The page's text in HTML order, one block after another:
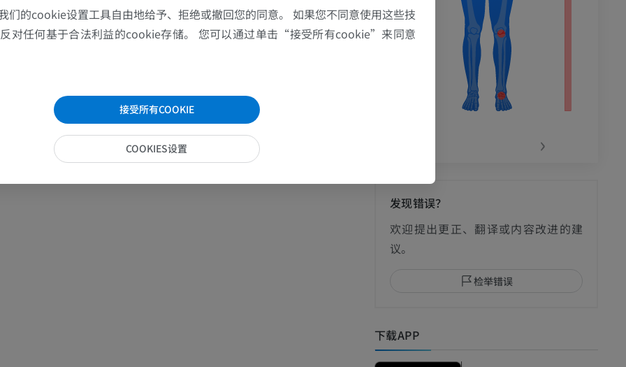
MRI
优质会员
手部MRI
MRI
优质会员
MRI
优质会员
优质会员
膝MRI
MRI
优质会员
›
发现错误？
欢迎提出更正、翻译或内容改进的建
议。
检举错误
下载APP
们的cookie设置工具自由地给予、拒绝或撤回您的同意。 如果您不同意使用这些技
对任何基于合法利益的cookie存储。 您可以通过单击“接受所有cookie”来同意
接受所有COOKIE
COOKIES设置